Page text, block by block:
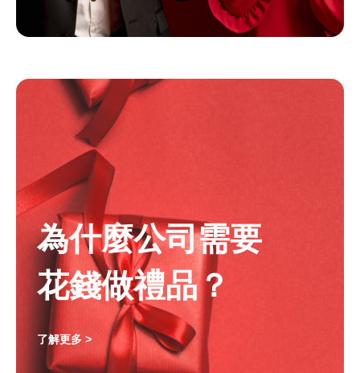
為什麼公司需要
花錢做禮品？
了解更多 >